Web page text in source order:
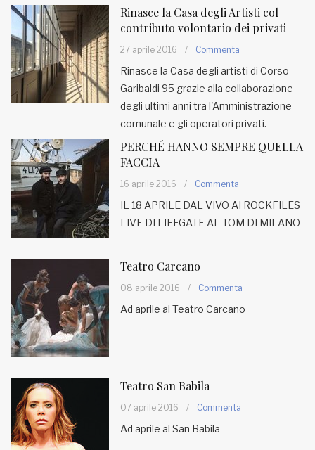
Rinasce la Casa degli Artisti col
contributo volontario dei privati
27 aprile 2016 / Commenta
Rinasce la Casa degli artisti di Corso
Garibaldi 95 grazie alla collaborazione
degli ultimi anni tra l'Amministrazione
comunale e gli operatori privati.
PERCHÉ HANNO SEMPRE QUELLA
FACCIA
16 aprile 2016 / Commenta
IL 18 APRILE DAL VIVO AI ROCKFILES
LIVE DI LIFEGATE AL TOM DI MILANO
Teatro Carcano
08 aprile 2016 / Commenta
Ad aprile al Teatro Carcano
Teatro San Babila
07 aprile 2016 / Commenta
Ad aprile al San Babila